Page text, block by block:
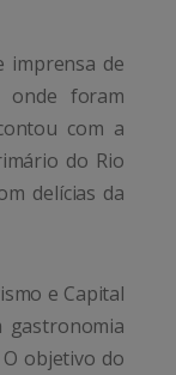
imprensa de
onde foram
com a
do Rio
delícias da
e Capital
gastronomia
objetivo do